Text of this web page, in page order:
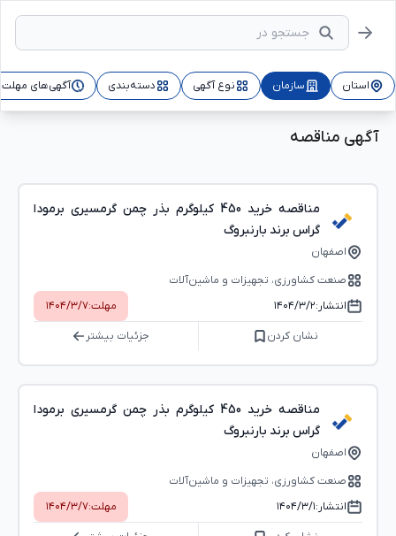
استان سازمان نوع آگهی دسته‌بندی آگهی‌های
آگهی مناقصه
مناقصه خرید 450 کیلوگرم بذر چمن گرمسیری برمودا
گراس برند بارنبروگ
اصفهان
صنعت کشاورزی، تجهیزات و ماشین‌آلات
انتشار:۱۴۰۴/۳/۲ مهلت:۱۴۰۴/۳/۷
نشان کردن جزئیات بیشتر
مناقصه خرید 450 کیلوگرم بذر چمن گرمسیری برمودا
گراس برند بارنبروگ
اصفهان
صنعت کشاورزی، تجهیزات و ماشین‌آلات
انتشار:۱۴۰۴/۳/۱ مهلت:۱۴۰۴/۳/۷